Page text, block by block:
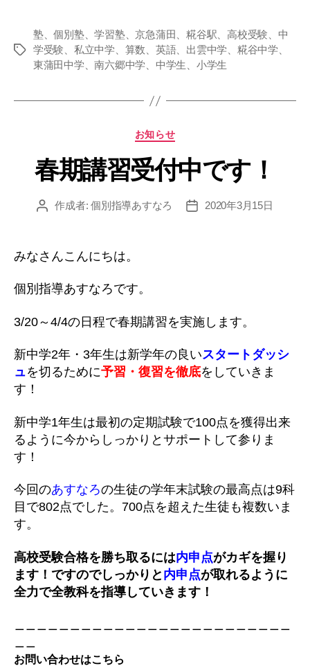
タ
塾、個別塾、学習塾、京急蒲田、糀谷駅、高校受験、中
学受験、私立中学、算数、英語、出雲中学、糀谷中学、
東蒲田中学、南六郷中学、中学生、小学生
カ
ゴ
リ
お知らせ
春期講習受付中です！
投
作成者:個別指導あすなろ
投
2020年3月15日
みなさんこんにちは。
個別指導あすなろです。
3/20～4/4の日程で春期講習を実施します。
新中学2年・3年生は新学年の良いスタートダッシ
ュを切るために予習・復習を徹底をしていきま
す！
新中学1年生は最初の定期試験で100点を獲得出来
るように今からしっかりとサポートして参りま
す！
今回のあすなろの生徒の学年末試験の最高点は9科
目で802点でした。700点を超えた生徒も複数いま
す。
高校受験合格を勝ち取るには内申点がカギを握り
ます！ですのでしっかりと 内申点が取れるように
全力で全教科を指導していきます！
お問い合わせはこちら